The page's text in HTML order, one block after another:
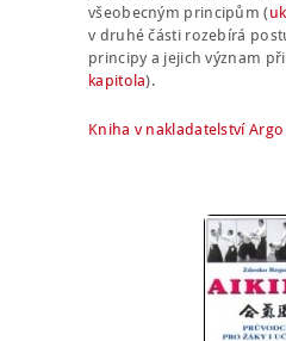
všeobecným principům (
v druhé části rozebírá
principy a jejich význam
kapitola).
Kniha v nakladatelství Argo